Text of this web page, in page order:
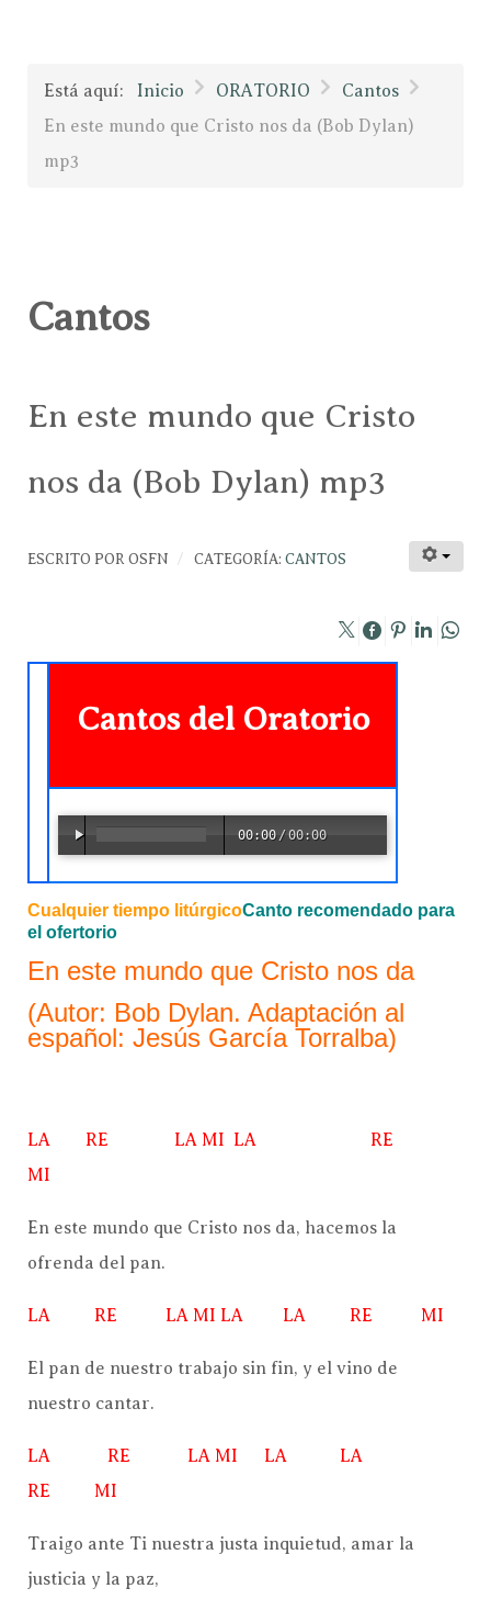
Está aquí: Inicio ORATORIO
Cantos
En este mundo que Cristo nos da (Bob Dylan)
mp3
Cantos
En este mundo que Cristo
nos da (Bob Dylan) mp3
ESCRITO POR OSFN CATEGORÍA: CANTOS
Cantos del Oratorio
00:00 /00:00
Cualquier tiempo litúrgicoCanto recomendado para
el ofertorio
En este mundo que Cristo nos da
(Autor: Bob Dylan. Adaptación al
español: Jesús García Torralba)
LA RE LA MI LA RE
MI
En este mundo que Cristo nos da, hacemos la
ofrenda del pan.
LA RE LA MI LA LA RE MI
El pan de nuestro trabajo sin fin, y el vino de
nuestro cantar.
LA RE LA MI LA LA
RE MI
Traigo ante Ti nuestra justa inquietud, amar la
justicia y la paz,